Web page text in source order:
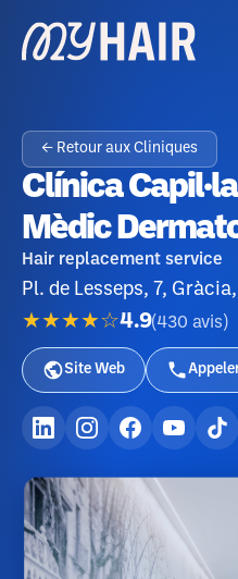
← Retour aux Cliniques
Clínica
Mèdic
Hair replacement service
Pl. de Lesseps, 7,
★★★★☆4.9(430 avis )
Site Web